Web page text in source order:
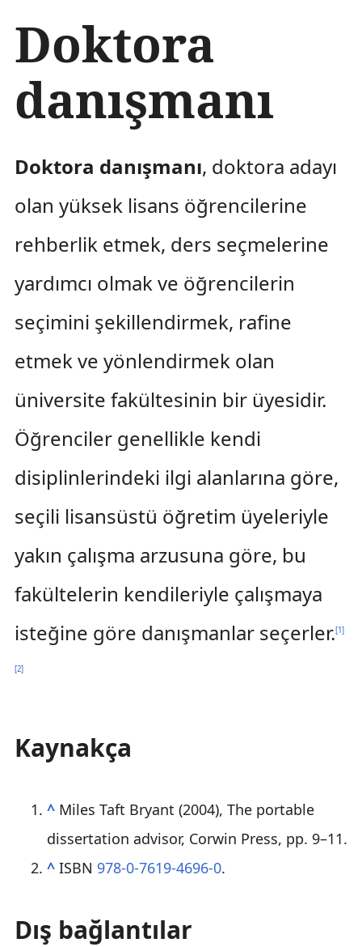
ç
r
ğ
e
Doktora
danışmanı
Doktora danışmanı, doktora adayı
olan yüksek lisans öğrencilerine
rehberlik etmek, ders seçmelerine
yardımcı olmak ve öğrencilerin
seçimini şekillendirmek, rafine
etmek ve yönlendirmek olan
üniversite fakültesinin bir üyesidir.
Öğrenciler genellikle kendi
disiplinlerindeki ilgi alanlarına göre,
seçili lisansüstü öğretim üyeleriyle
yakın çalışma arzusuna göre, bu
fakültelerin kendileriyle çalışmaya
isteğine göre danışmanlar seçerler.[1]
[2]
Kaynakça
^ Miles Taft Bryant (2004), The portable
dissertation advisor, Corwin Press, pp. 9–11.
^ ISBN 978-0-7619-4696-0.
Dış bağlantılar